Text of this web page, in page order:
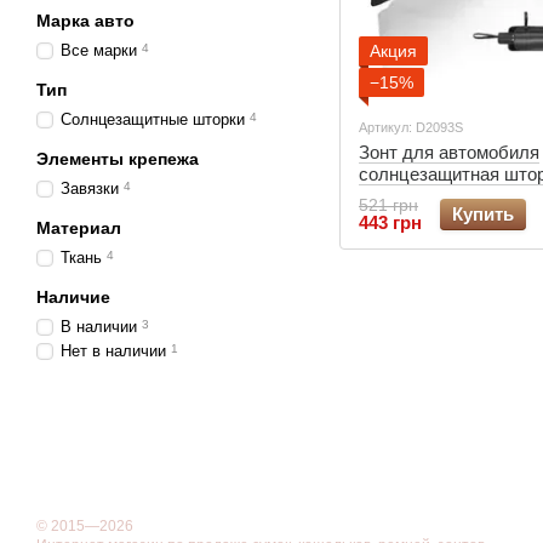
Акция
−15%
Артикул: D2093S
Зонт для автомобиля
солнцезащитная
лобовое стекло
черный
521 грн
443 грн Купить
Марка авто
Все марки 4
Тип
Солнцезащитные шторки 4
Элементы крепежа
Завязки 4
Материал
Ткань 4
Наличие
В наличии 3
Нет в наличии 1
© 2015—2026